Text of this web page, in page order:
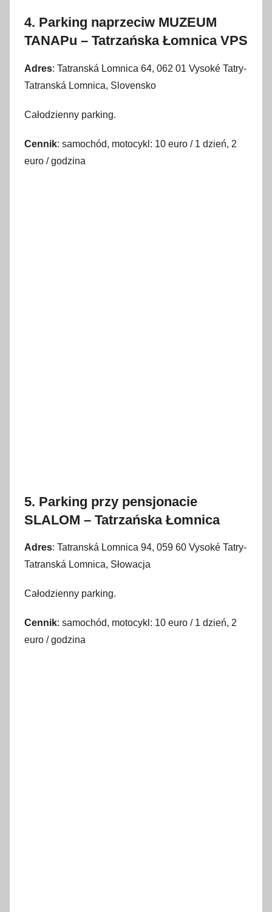
4. Parking naprzeciw MUZEUM
TANAPu – Tatrzańska Łomnica VPS
Adres: Tatranská Lomnica 64, 062 01 Vysoké Tatry-
Tatranská Lomnica, Slovensko
Całodzienny parking.
Cennik: samochód, motocykl: 10 euro / 1 dzień, 2
euro / godzina
5. Parking przy pensjonacie
SLALOM – Tatrzańska Łomnica
Adres: Tatranská Lomnica 94, 059 60 Vysoké Tatry-
Tatranská Lomnica, Słowacja
Całodzienny parking.
Cennik: samochód, motocykl: 10 euro / 1 dzień, 2
euro / godzina